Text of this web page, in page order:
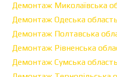
Демонтаж Миколаївська
Демонтаж Одеська
Демонтаж Полтавська
Демонтаж Рівненська
Демонтаж Сумська